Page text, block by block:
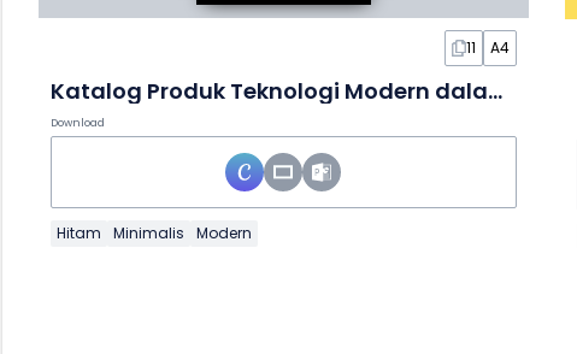
11 A4
Katalog Produk Teknologi Modern dalam Slide
Download
Hitam Minimalis Modern